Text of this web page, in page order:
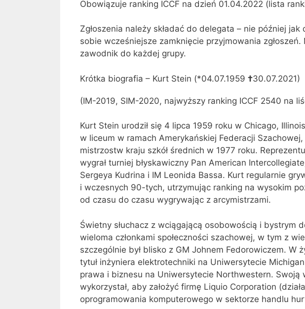
Obowiązuje ranking ICCF na dzień 01.04.2022 (lista
Zgłoszenia należy składać do delegata – nie później jak
sobie wcześniejsze zamknięcie przyjmowania
zawodnik do każdej grupy.
Krótka biografia – Kurt Stein (*04.07.1959 †30.07.2021)
(IM-2019, SIM-2020, najwyższy ranking ICCF 2540 na
Kurt Stein urodził się 4 lipca 1959 roku w Chicago,
w liceum w ramach Amerykańskiej Federacji Szachowej,
mistrzostw kraju szkół średnich w 1977 roku.
wygrał turniej błyskawiczny Pan American
Sergeya Kudrina i IM Leonida Bassa. Kurt regularnie
i wczesnych 90-tych, utrzymując ranking na wysokim
od czasu do czasu wygrywając z arcymistrzami.
Świetny słuchacz z wciągającą osobowością i bystrym
wieloma członkami społeczności szachowej, w tym z
szczególnie był blisko z GM Johnem Fedorowiczem. W
tytuł inżyniera elektrotechniki na Uniwersytecie
prawa i biznesu na Uniwersytecie Northwestern. Swoją
wykorzystał, aby założyć firmę Liquio Corporation
oprogramowania komputerowego w sektorze handlu